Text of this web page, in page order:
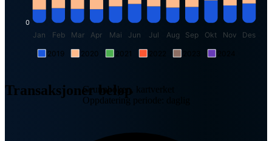
2019 2020 2021
0
Jan Feb Mar Apr Mai Jun Jul Aug Sep Okt Nov Des
Transaksjoner beløp
Grunnboken, kartverket
Oppdatering periode: daglig